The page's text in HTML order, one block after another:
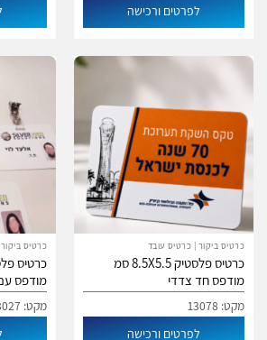
לפרטים ורכישה
כרטיס ביקור | כרטיס עובד
כרטיס פלסטיק 8.5X5.5 סמ
מודפס חד צדדי
מקט: 13078
לפרטים ורכישה
כרטיס
מודפס
מקט: 13078+13027